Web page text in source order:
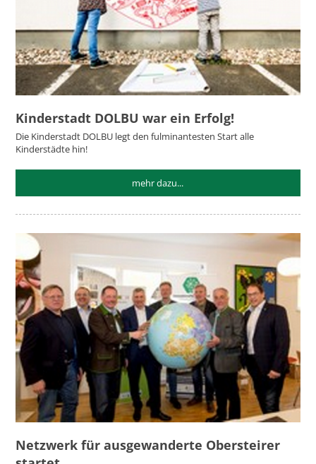
Kinderstadt DOLBU war ein Erfolg!
Die Kinderstadt DOLBU legt den fulminantesten Start alle
Kinderstädte hin!
mehr dazu...
Netzwerk für ausgewanderte Obersteirer